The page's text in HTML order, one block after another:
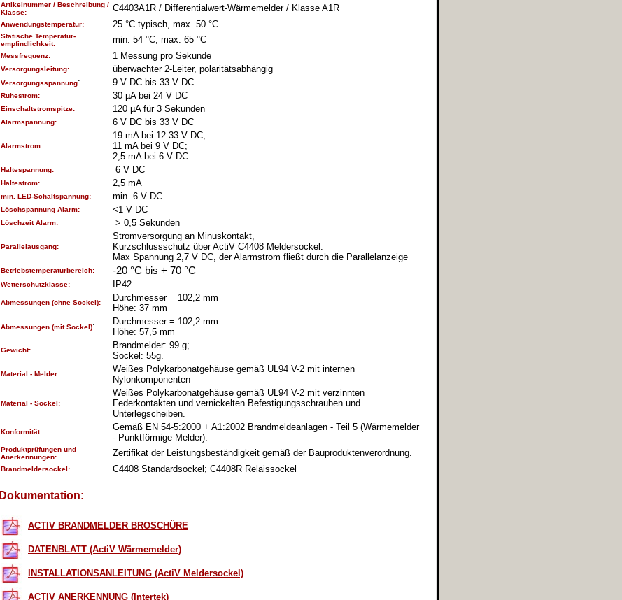
Artikelnummer / Beschreibung /
Klasse:
C4403A1R / Differentialwert-Wärmemelder / Klasse A1R
Anwendungstemperatur: 25 °C typisch, max. 50 °C
Statische Temperatur-
empfindlichkeit:
min. 54 °C, max. 65 °C
Messfrequenz: 1 Messung pro Sekunde
Versorgungsleitung: überwachter 2-Leiter, polaritätsabhängig
Versorgungsspannung: 9 V DC bis 33 V DC
Ruhestrom: 30 µA bei 24 V DC
Einschaltstromspitze: 120 µA für 3 Sekunden
Alarmspannung: 6 V DC bis 33 V DC
Alarmstrom:
19 mA bei 12-33 V DC;
11 mA bei 9 V DC;
2,5 mA bei 6 V DC
Haltespannung: 6 V DC
Haltestrom: 2,5 mA
min. LED-Schaltspannung: min. 6 V DC
Löschspannung Alarm: <1 V DC
Löschzeit Alarm: > 0,5 Sekunden
Parallelausgang:
Stromversorgung an Minuskontakt,
Kurzschlussschutz über ActiV C4408 Meldersockel.
Max Spannung 2,7 V DC, der Alarmstrom fließt durch die Parallelanzeige
Betriebstemperaturbereich: -20 °C bis + 70 °C
Wetterschutzklasse: IP42
Abmessungen (ohne Sockel):
Durchmesser = 102,2 mm
Höhe: 37 mm
Abmessungen (mit Sockel):
Durchmesser = 102,2 mm
Höhe: 57,5 mm
Gewicht:
Brandmelder: 99 g;
Sockel: 55g.
Material - Melder:
Weißes Polykarbonatgehäuse gemäß UL94 V-2 mit internen
Nylonkomponenten
Material - Sockel:
Weißes Polykarbonatgehäuse gemäß UL94 V-2 mit verzinnten
Federkontakten und vernickelten Befestigungsschrauben und
Unterlegscheiben.
Konformität: :
Gemäß EN 54-5:2000 + A1:2002 Brandmeldeanlagen - Teil 5 (Wärmemelder
- Punktförmige Melder).
Produktprüfungen und
Anerkennungen:
Zertifikat der Leistungsbeständigkeit gemäß der Bauproduktenverordnung.
Brandmeldersockel: C4408 Standardsockel; C4408R Relaissockel
Dokumentation:
ACTIV BRANDMELDER BROSCHÜRE
DATENBLATT (ActiV Wärmemelder)
INSTALLATIONSANLEITUNG (ActiV Meldersockel)
ACTIV ANERKENNUNG (Intertek)